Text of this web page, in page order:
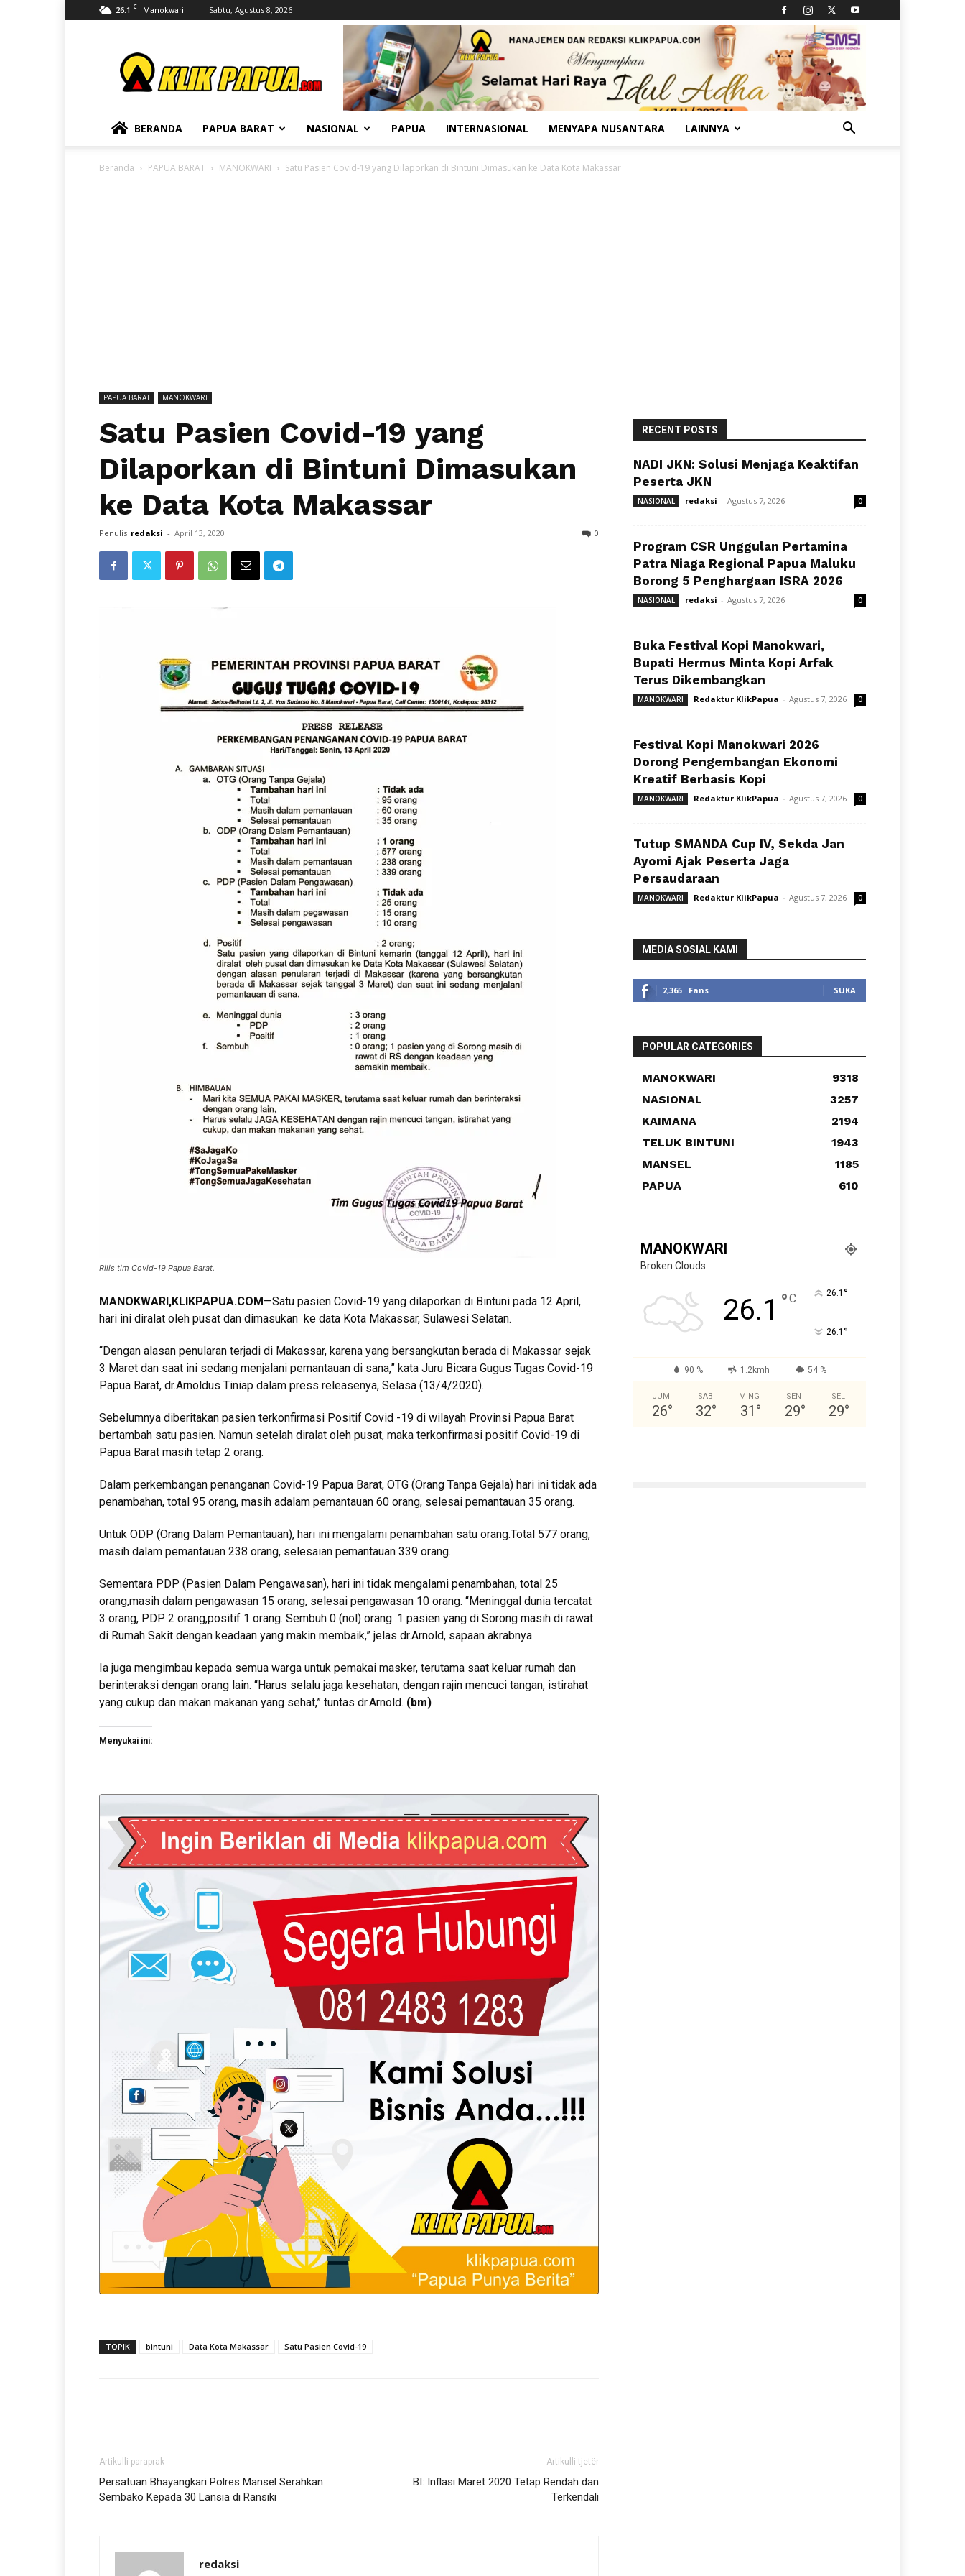
26.1 C Manokwari Sabtu, Agustus 8, 2026
BERANDA PAPUA BARAT NASIONAL PAPUA INTERNASIONAL MENYAPA NUSANTARA LAINNYA
Beranda PAPUA BARAT MANOKWARI Satu Pasien Covid-19 yang Dilaporkan di Bintuni Dimasukan ke Data Kota Makassar
PAPUA BARAT MANOKWARI
Satu Pasien Covid-19 yang
Dilaporkan di Bintuni Dimasukan
ke Data Kota Makassar
Penulis redaksi - April 13, 2020 0
Rilis tim Covid-19 Papua Barat.
MANOKWARI,KLIKPAPUA.COM—Satu pasien Covid-19 yang dilaporkan di Bintuni pada 12 April,
hari ini diralat oleh pusat dan dimasukan ke data Kota Makassar, Sulawesi Selatan.
“Dengan alasan penularan terjadi di Makassar, karena yang bersangkutan berada di Makassar sejak
3 Maret dan saat ini sedang menjalani pemantauan di sana,” kata Juru Bicara Gugus Tugas Covid-19
Papua Barat, dr.Arnoldus Tiniap dalam press releasenya, Selasa (13/4/2020).
Sebelumnya diberitakan pasien terkonfirmasi Positif Covid -19 di wilayah Provinsi Papua Barat
bertambah satu pasien. Namun setelah diralat oleh pusat, maka terkonfirmasi positif Covid-19 di
Papua Barat masih tetap 2 orang.
Dalam perkembangan penanganan Covid-19 Papua Barat, OTG (Orang Tanpa Gejala) hari ini tidak ada
penambahan, total 95 orang, masih adalam pemantauan 60 orang, selesai pemantauan 35 orang.
Untuk ODP (Orang Dalam Pemantauan), hari ini mengalami penambahan satu orang.Total 577 orang,
masih dalam pemantauan 238 orang, selesaian pemantauan 339 orang.
Sementara PDP (Pasien Dalam Pengawasan), hari ini tidak mengalami penambahan, total 25
orang,masih dalam pengawasan 15 orang, selesai pengawasan 10 orang. “Meninggal dunia tercatat
3 orang, PDP 2 orang,positif 1 orang. Sembuh 0 (nol) orang. 1 pasien yang di Sorong masih di rawat
di Rumah Sakit dengan keadaan yang makin membaik,” jelas dr.Arnold, sapaan akrabnya.
Ia juga mengimbau kepada semua warga untuk pemakai masker, terutama saat keluar rumah dan
berinteraksi dengan orang lain. “Harus selalu jaga kesehatan, dengan rajin mencuci tangan, istirahat
yang cukup dan makan makanan yang sehat,” tuntas dr.Arnold. (bm)
Menyukai ini:
TOPIK bintuni Data Kota Makassar Satu Pasien Covid-19
Artikulli paraprak
Persatuan Bhayangkari Polres Mansel Serahkan
Sembako Kepada 30 Lansia di Ransiki
Artikulli tjetër
BI: Inflasi Maret 2020 Tetap Rendah dan
Terkendali
redaksi
RECENT POSTS
NADI JKN: Solusi Menjaga Keaktifan
Peserta JKN
NASIONAL redaksi - Agustus 7, 2026 0
Program CSR Unggulan Pertamina
Patra Niaga Regional Papua Maluku
Borong 5 Penghargaan ISRA 2026
NASIONAL redaksi - Agustus 7, 2026 0
Buka Festival Kopi Manokwari,
Bupati Hermus Minta Kopi Arfak
Terus Dikembangkan
MANOKWARI Redaktur KlikPapua - Agustus 7, 2026 0
Festival Kopi Manokwari 2026
Dorong Pengembangan Ekonomi
Kreatif Berbasis Kopi
MANOKWARI Redaktur KlikPapua - Agustus 7, 2026 0
Tutup SMANDA Cup IV, Sekda Jan
Ayomi Ajak Peserta Jaga
Persaudaraan
MANOKWARI Redaktur KlikPapua - Agustus 7, 2026 0
MEDIA SOSIAL KAMI
2,365 Fans SUKA
POPULAR CATEGORIES
MANOKWARI
9318
NASIONAL
3257
KAIMANA
2194
TELUK BINTUNI
1943
MANSEL
1185
PAPUA
610
MANOKWARI
Broken Clouds
26.1 °C 26.1 °
26.1 °
90 % 1.2kmh 54 %
JUM
26°
SAB
32°
MING
31 °
SEN
29°
SEL
29°